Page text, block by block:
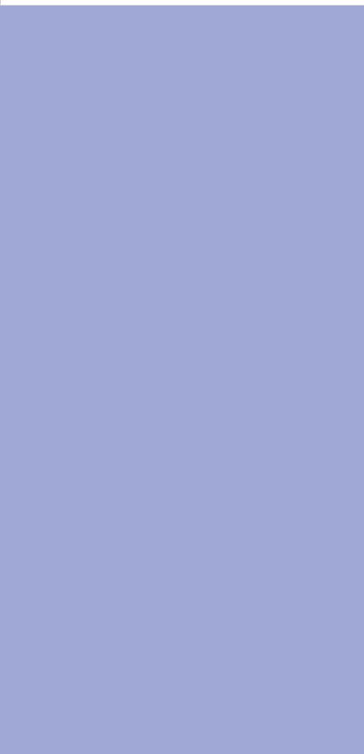
Крім того, Рів Гош пропонує
господарське та інших.).